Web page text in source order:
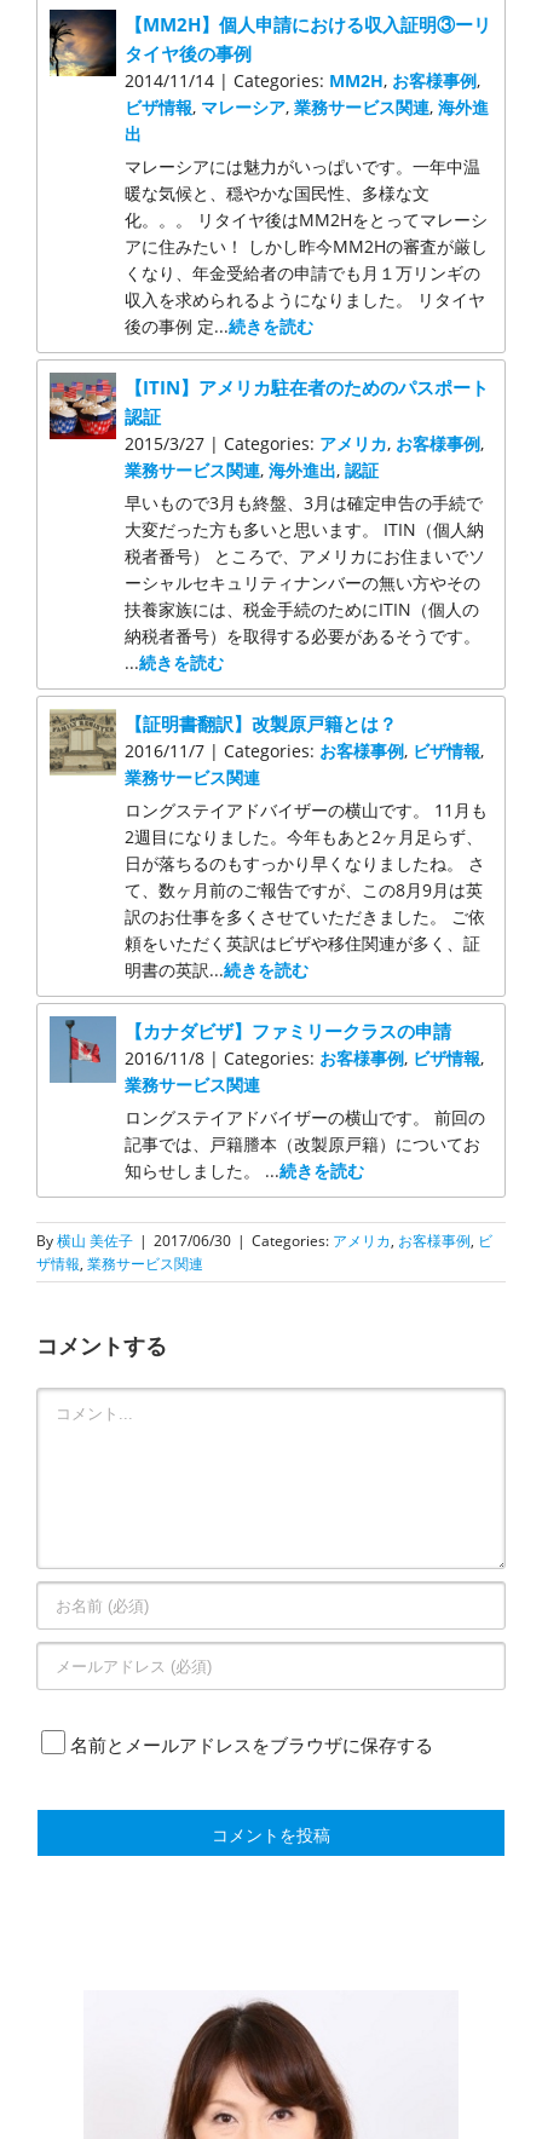
【MM2H】個人申請における収入証明③ーリ
タイヤ後の事例
2014/11/14 | Categories: MM2H, お客様事例,
ビザ情報, マレーシア,業務サービス関連,海外進
出
マレーシアには魅力がいっぱいです。一年中温
暖な気候と、穏やかな国民性、多様な文
化。。。 リタイヤ後はMM2Hをとってマレーシ
アに住みたい！ しかし昨今MM2Hの審査が厳し
くなり、年金受給者の申請でも月１万リンギの
収入を求められるようになりました。 リタイヤ
後の事例 定...続きを読む
【ITIN】アメリカ駐在者のためのパスポート
認証
2015/3/27 | Categories: アメリカ, お客様事例,
業務サービス関連,海外進出,認証
早いもので3月も終盤、3月は確定申告の手続で
大変だった方も多いと思います。 ITIN（個人納
税者番号） ところで、アメリカにお住まいでソ
ーシャルセキュリティナンバーの無い方やその
扶養家族には、税金手続のためにITIN（個人の
納税者番号）を取得する必要があるそうです。
...続きを読む
【証明書翻訳】改製原戸籍とは？
2016/11/7 | Categories: お客様事例, ビザ情報,
業務サービス関連
ロングステイアドバイザーの横山です。 11月も
2週目になりました。今年もあと2ヶ月足らず、
日が落ちるのもすっかり早くなりましたね。 さ
て、数ヶ月前のご報告ですが、この8月9月は英
訳のお仕事を多くさせていただきました。 ご依
頼をいただく英訳はビザや移住関連が多く、証
明書の英訳...続きを読む
【カナダビザ】ファミリークラスの申請
2016/11/8 | Categories: お客様事例, ビザ情報,
業務サービス関連
ロングステイアドバイザーの横山です。 前回の
記事では、戸籍謄本（改製原戸籍）についてお
知らせしました。 ...続きを読む
By横山 美佐子 | 2017/06/30 | Categories: アメリカ, お客様事例, ビ
ザ情報, 業務サービス関連
コメントする
名前とメールアドレスをブラウザに保存する